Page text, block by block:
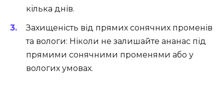
кілька днів.
Захищеність від прямих сонячних променів
та вологи: Ніколи не залишайте ананас під
прямими сонячними променями або у
вологих умовах.